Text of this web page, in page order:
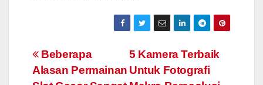
Navigasi
5 Kamera Terbaik
Untuk Fotografi
Beberapa
Alasan Permainan